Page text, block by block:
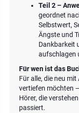
Teil 2 –
geordnet
Selbstwert,
Ängste und
Dankbarkeit
aufschlagen
Für wen ist das
Für alle, die neu
vertiefen möchten
Hörer, die
passiert.